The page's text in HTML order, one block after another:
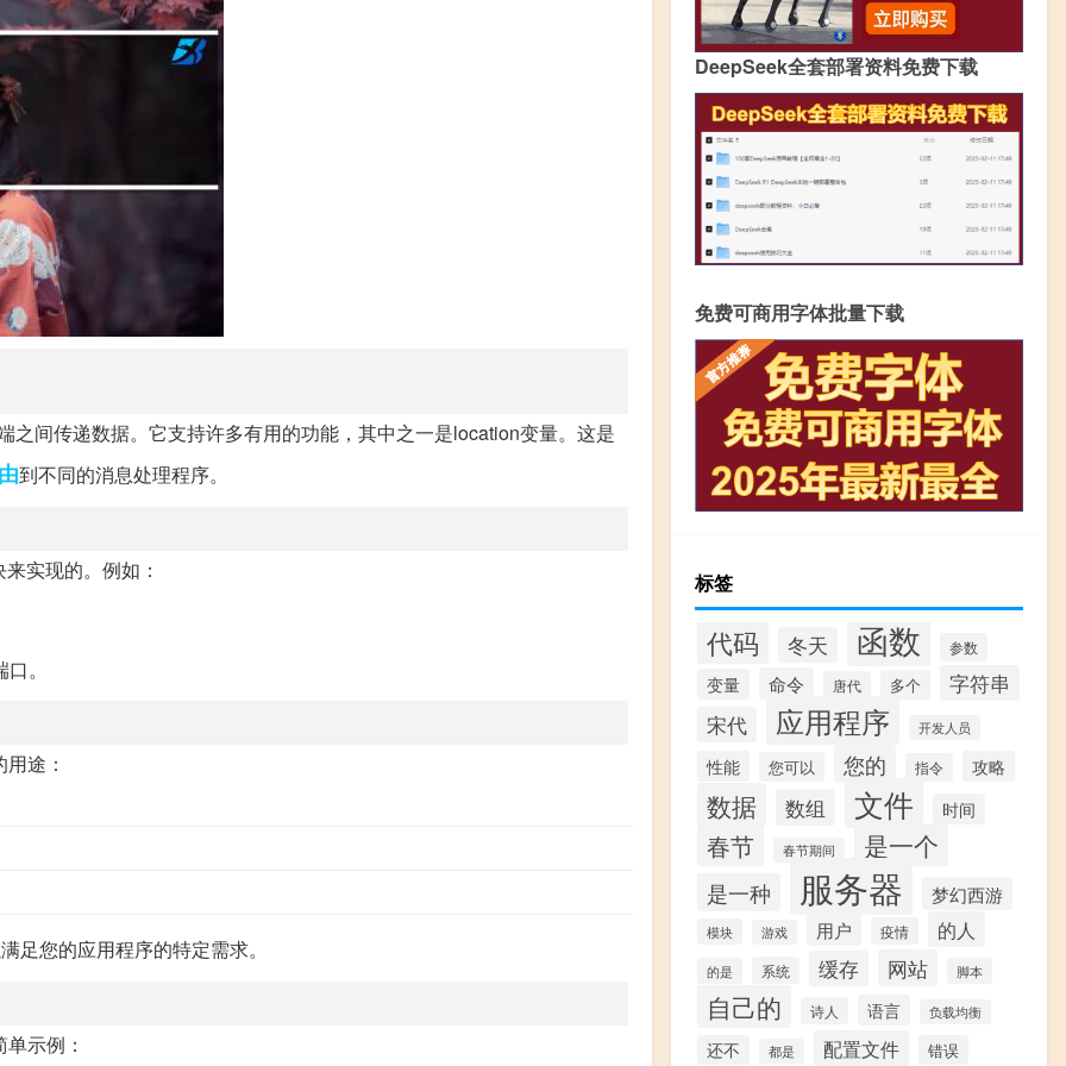
间传递数据。它支持许多有用的功能，其中之一是location变量。这是
到不同的消息处理程序。
实现的。例如：
。
途：
足您的应用程序的特定需求。
示例：
DeepSeek全套部署资料免费下载
免费可商用字体批量下载
标签
代码 冬天 函数 参数
变量 命令 唐代 多个
字符串
宋代
应用程序 开发人员
性能 您可以 您的 指令 攻略
数据 数组 文件 时间
春节 春节期间 是一个
是一种 服务器 梦幻西游
模块 游戏 用户 疫情 的人
的是 系统 缓存 网站 脚本
自己的 诗人 语言 负载均衡
还不 都是 配置文件 错误